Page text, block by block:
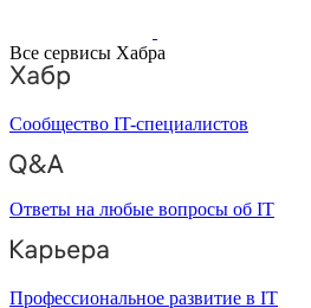
Все сервисы Хабра
Сообщество IT-специалистов
Ответы на любые вопросы об IT
Профессиональное развитие в IT